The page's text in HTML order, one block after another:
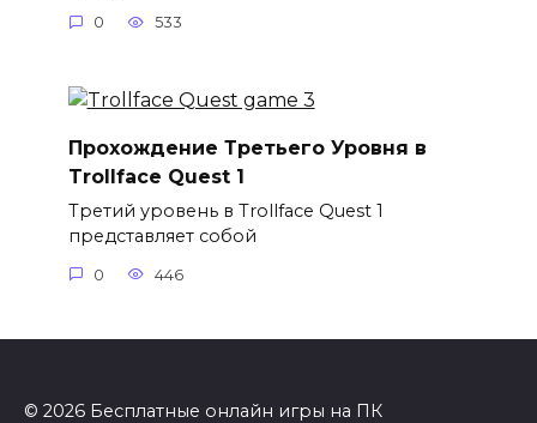
0 533
Прохождение Третьего Уровня в
Trollface Quest 1
Третий уровень в Trollface Quest 1
представляет собой
0 446
© 2026 Бесплатные онлайн игры на ПК